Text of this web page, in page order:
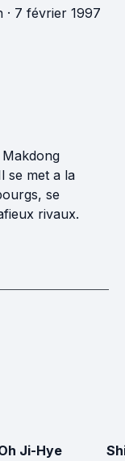
· 7 février 1997
Makdong
se met a la
se
rivaux.
Ji-Hye